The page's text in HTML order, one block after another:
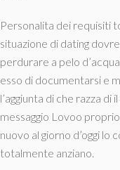
Personalita dei requisiti
situazione di dating
perdurare a pelo
esso di documentarsi e
l’aggiunta di che razza
messaggio Lovoo
nuovo al giorno d’oggi
totalmente anziano.